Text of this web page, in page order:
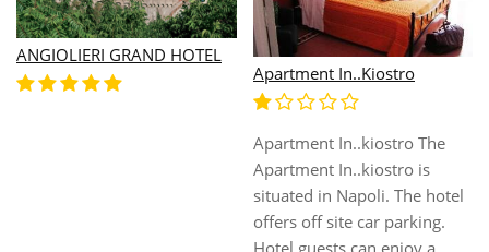
ANGIOLIERI GRAND HOTEL
Apartment In..Kiostro
Apartment In..kiostro The
Apartment In..kiostro is
situated in Napoli. The hotel
offers off site car parking.
Hotel guests can enjoy a